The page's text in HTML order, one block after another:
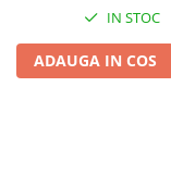
IN STOC
ADAUGA IN COS